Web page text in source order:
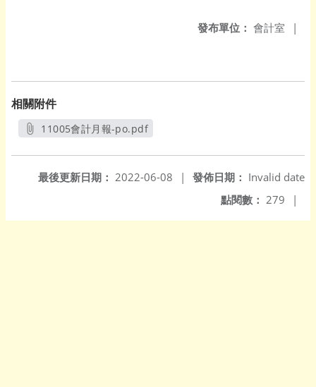
發布單位： 會計室 |
相關附件
11005會計月報-po.pdf
發佈日期： Invalid date
最後更新日期： 2022-06-08
|
點閱數： 279 |